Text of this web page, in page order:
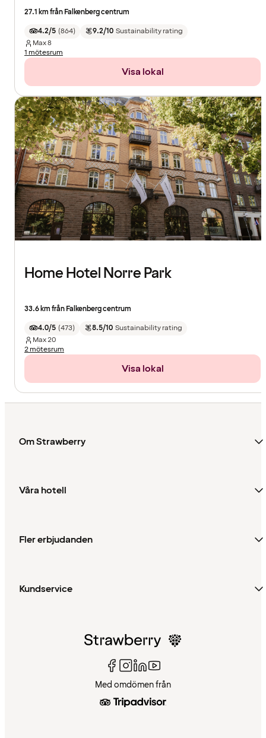
27.1 km från Falkenberg centrum
4.2/5 (864) 9.2/10 Sustainability rating
Max8
1 mötesrum
Visa lokal
Home Hotel Norre Park
33.6 km från Falkenberg centrum
4.0/5 (473) 8.5/10 Sustainability rating
Max20
2 mötesrum
Visa lokal
Om Strawberry
Våra hotell
Fler erbjudanden
Kundservice
Med omdömen från